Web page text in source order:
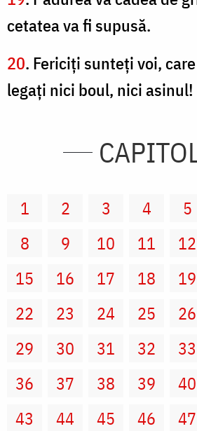
cetatea va fi supusă.
20. Fericiţi sunteţi voi,
legaţi nici boul, nici asinul!
1 2 3 4 5
8
9 10 11 12
15
16 17 18 19
22
23 24 25 26
29
30 31 32 33
36
37 38 39 40
43
44 45 46 47